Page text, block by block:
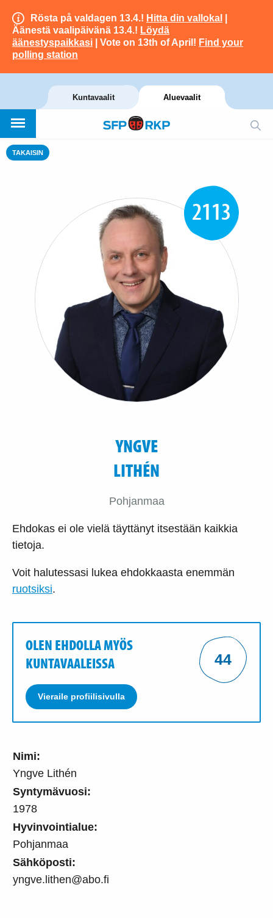
Rösta på valdagen 13.4.! Hitta din vallokal
Äänestä vaalipäivänä 13.4.! Löydä
äänestyspaikkasi | Vote on 13th of April! Find your
polling station
Kuntavaalit Aluevaalit
TAKAISIN
Nimi:
Yngve Lithén
Syntymävuosi:
1978
Hyvinvointialue:
Pohjanmaa
Sähköposti:
yngve.lithen@abo.fi
2113
YNGVE
LITHÉN
Pohjanmaa
Ehdokas ei ole vielä täyttänyt itsestään kaikkia
tietoja.
Voit halutessasi lukea ehdokkaasta enemmän
ruotsiksi.
OLEN EHDOLLA MYÖS
KUNTAVAALEISSA
Vieraile profiilisivulla
44